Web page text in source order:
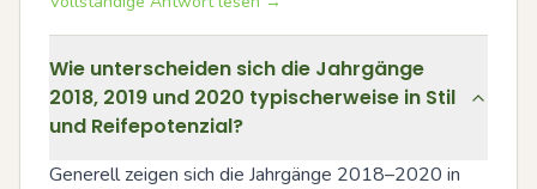
Wie unterscheiden sich die Jahrgänge
2018, 2019 und 2020 typischerweise in Stil
und Reifepotenzial?
Generell zeigen sich die Jahrgänge 2018–2020 in